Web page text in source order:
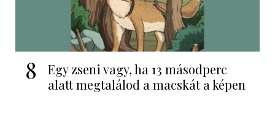
8
Egy zseni vagy, ha 13 másodperc
alatt megtalálod a macskát a képen